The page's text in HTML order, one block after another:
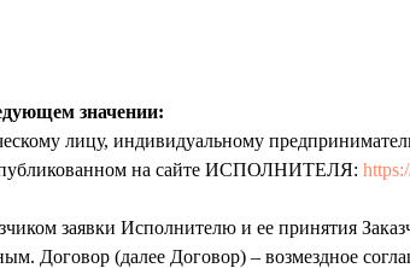
значении:
лицу, индивидуальному
опубликованном на сайте ИСПОЛНИТЕЛЯ:
заявки Исполнителю и ее принятия
Договор (далее Договор) – возмездное